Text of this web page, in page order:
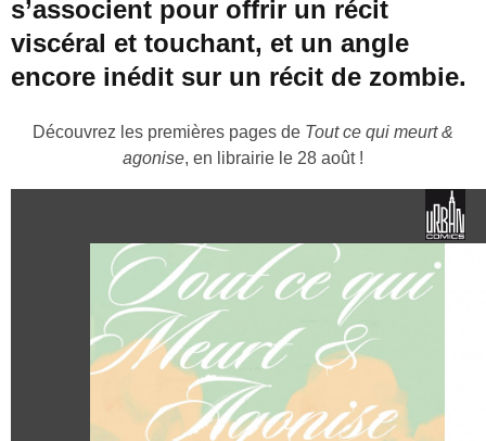
s’associent pour offrir un récit
viscéral et touchant, et un angle
encore inédit sur un récit de zombie.
Découvrez les premières pages de Tout ce qui meurt &
agonise, en librairie le 28 août !